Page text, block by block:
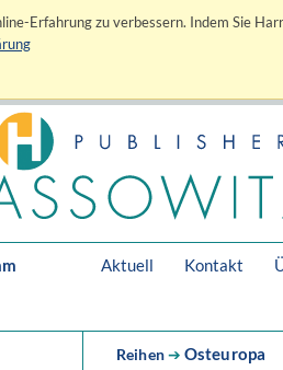
Erfahrung zu verbessern. Indem Sie
Aktuell Kontakt
Reihen➔ Osteuropa